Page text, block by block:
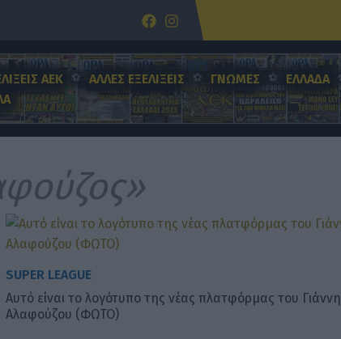
ΑΕΚ ΑΛΛΕΣ ΕΞΕΛΙΞΕΙΣ ΓΝΩΜΕΣ ΕΛΛΑΔΑ
SUPER LEAGUE
Αυτό είναι το λογότυπο της νέας πλατφόρμας του Γιάννη
Αλαφούζου (ΦΩΤΟ)